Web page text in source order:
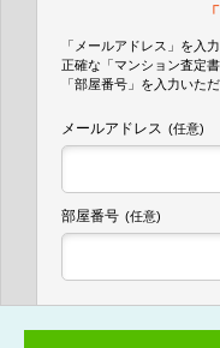
「メールアドレス」を入
正確な 「マンション査定書
「部屋番号」を入力いた
メールアドレス (任意)
部屋番号 (任意)